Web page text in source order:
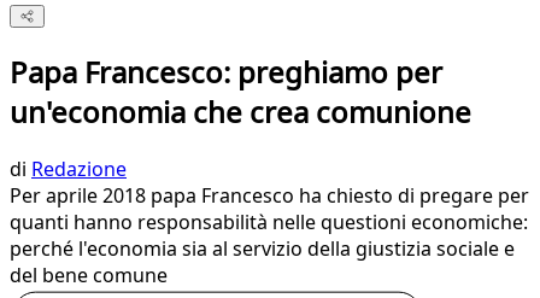
Papa Francesco: preghiamo per
un'economia che crea comunione
di Redazione
Per aprile 2018 papa Francesco ha chiesto di pregare per
quanti hanno responsabilità nelle questioni economiche:
perché l'economia sia al servizio della giustizia sociale e
del bene comune